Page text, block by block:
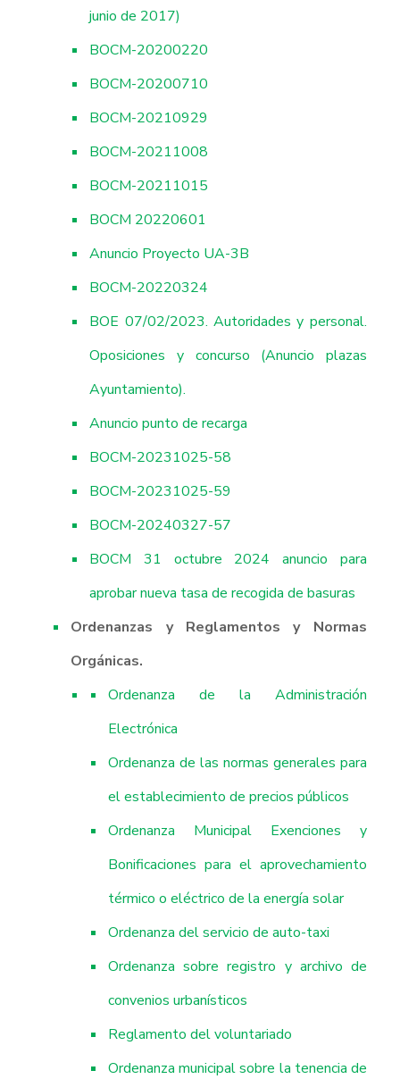
junio de 2017)
BOCM-20200220
BOCM-20200710
BOCM-20210929
BOCM-20211008
BOCM-20211015
BOCM 20220601
Anuncio Proyecto UA-3B
BOCM-20220324
BOE 07/02/2023. Autoridades y personal.
Oposiciones y concurso (Anuncio plazas
Ayuntamiento).
Anuncio punto de recarga
BOCM-20231025-58
BOCM-20231025-59
BOCM-20240327-57
BOCM 31 octubre 2024 anuncio para
aprobar nueva tasa de recogida de basuras
Ordenanzas y Reglamentos y Normas
Orgánicas.
Ordenanza de la Administración
Electrónica
Ordenanza de las normas generales para
el establecimiento de precios públicos
Ordenanza Municipal Exenciones y
Bonificaciones para el aprovechamiento
térmico o eléctrico de la energía solar
Ordenanza del servicio de auto-taxi
Ordenanza sobre registro y archivo de
convenios urbanísticos
Reglamento del voluntariado
Ordenanza municipal sobre la tenencia de